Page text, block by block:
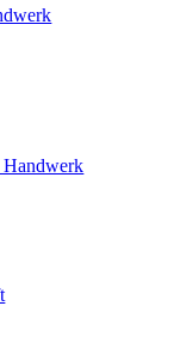
Handwerk